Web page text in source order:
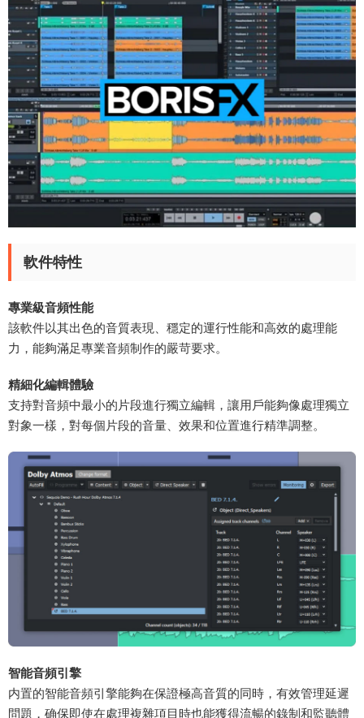
軟件特性
專業級音頻性能​
該軟件以其出色的音質表現、穩定的運行性能和高效的處理能
力，能夠滿足專業音頻制作的嚴苛要求。
​精細化編輯體驗​
支持對音頻中最小的片段進行獨立編輯，讓用戶能夠像處理獨立
對象一樣，對每個片段的音量、效果和位置進行精準調整。
​智能音頻引擎​
内置的智能音頻引擎能夠在保證極高音質的同時，有效管理延遲
問題，确保即使在處理複雜項目時也能獲得流暢的錄制和監聽體